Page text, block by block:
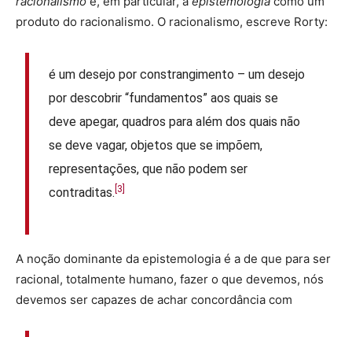
produto do racionalismo. O racionalismo, escreve Rorty:
é um desejo por constrangimento – um desejo
por descobrir “fundamentos” aos quais se
deve apegar, quadros para além dos quais não
se deve vagar, objetos que se impõem,
representações, que não podem ser
contraditas. [3]
A noção dominante da epistemologia é a de que para ser
racional, totalmente humano, fazer o que devemos, nós
devemos ser capazes de achar concordância com